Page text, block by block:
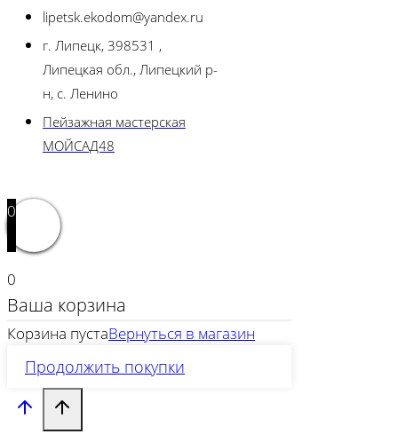
lipetsk.ekodom@yandex.ru
г. Липецк, 398531 ,
Липецкая обл., Липецкий р-
н, с. Ленино
Пейзажная мастерская
МОЙСАД48
0
0
Ваша корзина
Корзина пустаВернуться в магазин
Продолжить покупки